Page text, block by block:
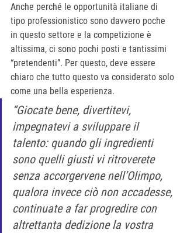
Anche perché le opportunità italiane di
tipo professionistico sono davvero poche
in questo settore e la competizione è
altissima, ci sono pochi posti e tantissimi
“pretendenti”. Per questo, deve essere
chiaro che tutto questo va considerato solo
come una bella esperienza.
“Giocate bene, divertitevi,
impegnatevi a sviluppare il
talento: quando gli ingredienti
sono quelli giusti vi ritroverete
senza accorgervene nell’Olimpo,
qualora invece ciò non accadesse,
continuate a far progredire con
altrettanta dedizione la vostra